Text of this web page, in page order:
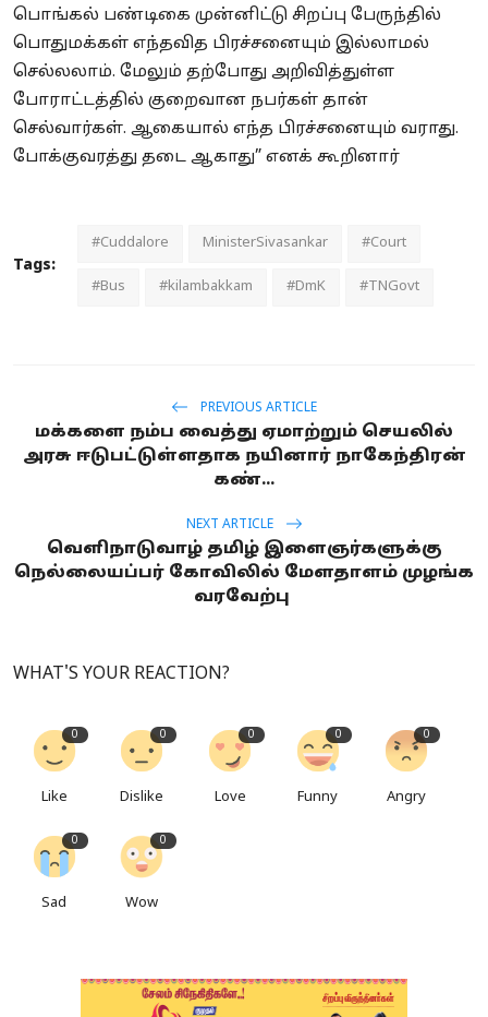
பொங்கல் பண்டிகை முன்னிட்டு சிறப்பு பேருந்தில்
பொதுமக்கள் எந்தவித பிரச்சனையும் இல்லாமல்
செல்லலாம். மேலும் தற்போது அறிவித்துள்ள
போராட்டத்தில் குறைவான நபர்கள் தான்
செல்வார்கள். ஆகையால் எந்த பிரச்சனையும் வராது.
போக்குவரத்து தடை ஆகாது” எனக் கூறினார்
Tags:
#Cuddalore MinisterSivasankar #Court
#Bus #kilambakkam #DmK #TNGovt
PREVIOUS ARTICLE
மக்களை நம்ப வைத்து ஏமாற்றும் செயலில்
அரசு ஈடுபட்டுள்ளதாக நயினார் நாகேந்திரன்
கண்...
NEXT ARTICLE
வெளிநாடுவாழ் தமிழ் இளைஞர்களுக்கு
நெல்லையப்பர் கோவிலில் மேளதாளம் முழங்க
வரவேற்பு
WHAT'S YOUR REACTION?
0
Like
0
Dislike
0
Love
0
Funny
0
Angry
0
Sad
0
Wow